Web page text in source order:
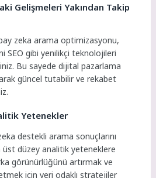
Gelişmeleri Yakından Takip
zeka arama optimizasyonu,
SEO gibi yenilikçi teknolojileri
Bu sayede dijital pazarlama
güncel tutabilir ve rekabet
Yetenekler
destekli arama sonuçlarını
düzey analitik yeteneklere
görünürlüğünü artırmak ve
için veri odaklı stratejiler